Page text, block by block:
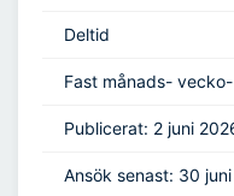
Deltid
Fast månads-
Publicerat: 2 juni
Ansök senast: 30